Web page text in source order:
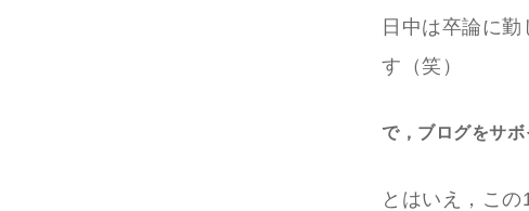
日中は卒論に
す（笑）
で，ブログをサ
とはいえ，こ